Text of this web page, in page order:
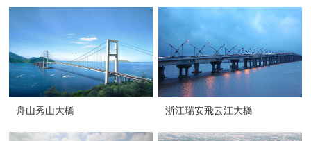
舟山秀山大橋 浙江瑞安飛云江大橋